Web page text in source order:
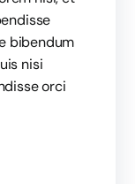
bibendum
nisi
orci